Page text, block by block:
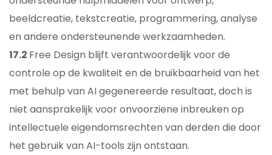
beeldcreatie, tekstcreatie, programmering, analyse
en andere ondersteunende werkzaamheden.
17.2 Free Design blijft verantwoordelijk voor de
controle op de kwaliteit en de bruikbaarheid van het
met behulp van AI gegenereerde resultaat, doch is
niet aansprakelijk voor onvoorziene inbreuken op
intellectuele eigendomsrechten van derden die door
het gebruik van AI-tools zijn ontstaan.